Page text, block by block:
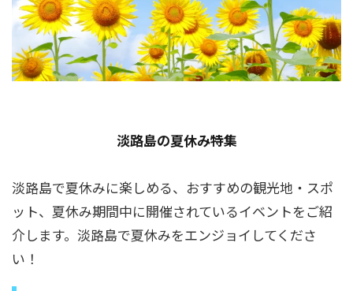
淡路島の夏休み特集
淡路島で夏休みに楽しめる、おすすめの観光地・スポ
ット、夏休み期間中に開催されているイベントをご紹
介します。淡路島で夏休みをエンジョイしてくださ
い！